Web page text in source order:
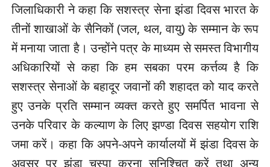
जिलाधिकारी ने कहा कि सशस्त्र सेना झंडा दिवस भारत के
तीनों शाखाओं के सैनिकों (जल, थल, वायु) के सम्मान के रूप
में मनाया जाता है। उन्होंने पत्र के माध्यम से समस्त विभागीय
अधिकारियों से कहा कि हम सबका परम कर्त्तव्य है कि
सशस्त्र सेनाओं के बहादूर जवानों की शहादत को याद करते
हुए उनके प्रति सम्मान व्यक्त करते हुए समर्पित भावना से
उनके परिवार के कल्याण के लिए झण्डा दिवस सहयोग राशि
जमा करें। कहा कि अपने-अपने कार्यालयों में झंडा दिवस के
अवसर पर झंडा चस्पा करना सुनिश्चित करें तथा अन्य